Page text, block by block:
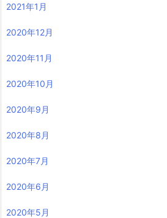
2021年1月
2020年12月
2020年11月
2020年10月
2020年9月
2020年8月
2020年7月
2020年6月
2020年5月